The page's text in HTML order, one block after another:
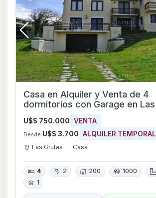
Casa en Alquiler y Venta de 4
dormitorios con Garage en Las Grutas,
Maldonado
U$S 750.000 VENTA
Desde U$S 3.700 ALQUILER TEMPORAL
Las Grutas Casa
4 2 200 1000
1